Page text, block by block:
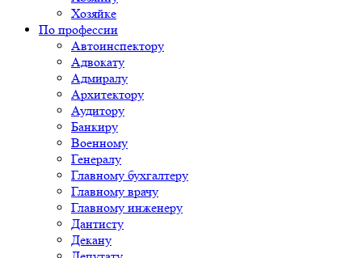
Хозяйке
По профессии
Автоинспектору
Адвокату
Адмиралу
Архитектору
Аудитору
Банкиру
Военному
Генералу
Главному бухгалтеру
Главному врачу
Главному инженеру
Дантисту
Декану